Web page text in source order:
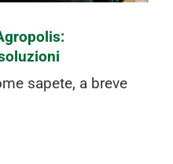
sapete, a breve